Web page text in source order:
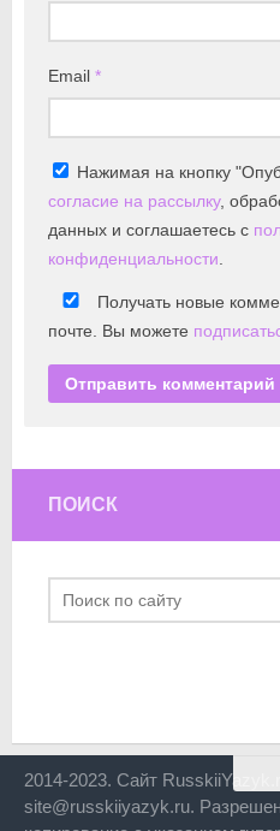
Email *
Нажимая на кнопку
согласие на рассылку,
данных и соглашаетесь с
конфиденциальности
Получать новые
почте. Вы можете
ПОИСК
2014-2023. Сайт
site@russkiiyazyk.ru.